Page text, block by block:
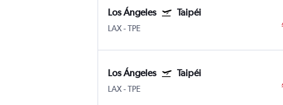
Los Ángeles Taipéi
LAX-TPE
Los Ángeles Taipéi
LAX-TPE